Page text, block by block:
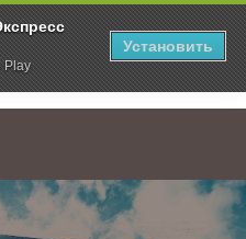
Play
Установить
В течение двух дней закрыт